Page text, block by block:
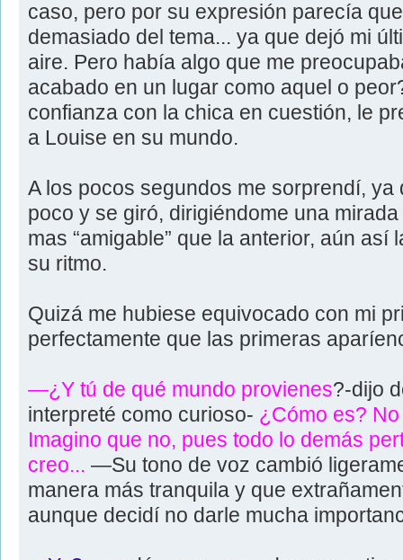
caso, pero por su expresión parecía
demasiado del tema... ya que dejó mi
aire. Pero había algo que me
acabado en un lugar como aquel o
confianza con la chica en cuestión, le
a Louise en su mundo.
A los pocos segundos me sorprendí, ya
poco y se giró, dirigiéndome una
mas “amigable” que la anterior, aún
su ritmo.
Quizá me hubiese equivocado con mi
perfectamente que las primeras
—¿Y tú de qué mundo provienes?-dijo
interpreté como curioso- ¿Cómo es?
Imagino que no, pues todo lo demás
creo... —Su tono de voz cambió
manera más tranquila y que
aunque decidí no darle mucha